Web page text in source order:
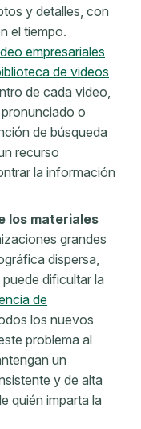
y detalles, con
el tiempo.
empresariales
de videos
de cada video,
o
de búsqueda
recurso
la información
los materiales
grandes
dispersa,
dificultar la
de
los nuevos
problema al
un
y de alta
quién imparta la